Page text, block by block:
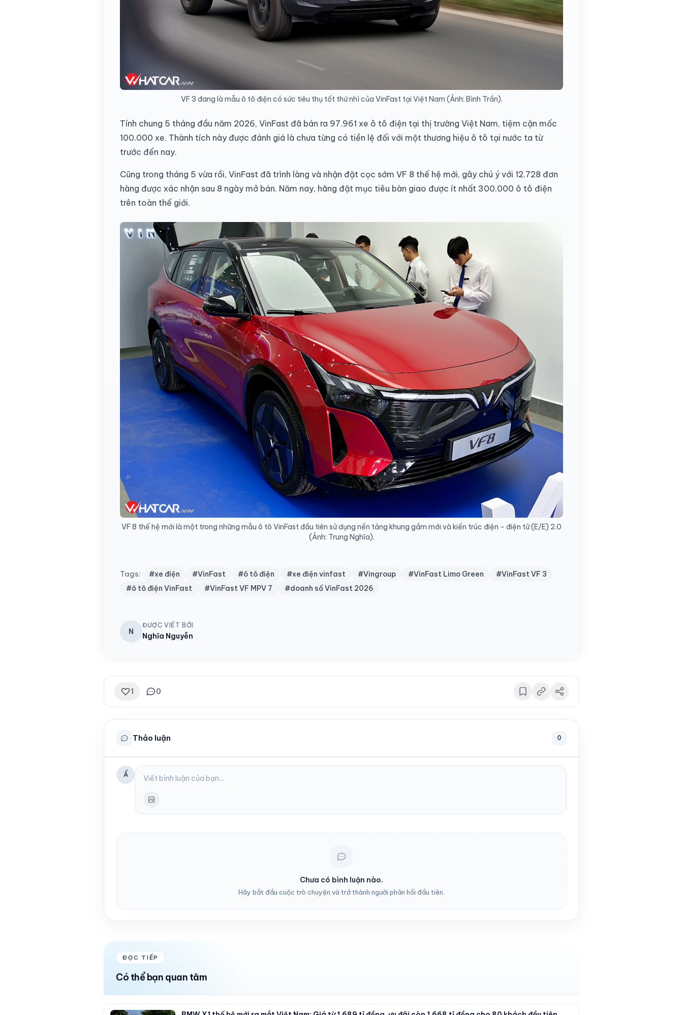
VF 3 đang là mẫu ô tô điện có sức tiêu thụ tốt thứ nhì của VinFast tại Việt Nam (Ảnh: Bình Trần).
Tính chung 5 tháng đầu năm 2026, VinFast đã bán ra 97.961 xe ô tô điện tại thị trường Việt Nam, tiệm cận mốc
100.000 xe. Thành tích này được đánh giá là chưa từng có tiền lệ đối với một thương hiệu ô tô tại nước ta từ
trước đến nay.
Cũng trong tháng 5 vừa rồi, VinFast đã trình làng và nhận đặt cọc sớm VF 8 thế hệ mới, gây chú ý với 12.728 đơn
hàng được xác nhận sau 8 ngày mở bán. Năm nay, hãng đặt mục tiêu bàn giao được ít nhất 300.000 ô tô điện
trên toàn thế giới.
VF 8 thế hệ mới là một trong những mẫu ô tô VinFast đầu tiên sử dụng nền tảng khung gầm mới và kiến trúc điện - điện tử (E/E) 2.0
(Ảnh: Trung Nghĩa).
Tags: #xe điện #VinFast #ô tô điện #xe điện vinfast #Vingroup #VinFast Limo Green
#VinFast VF 3
#ô tô điện VinFast
#VinFast VF MPV 7 #doanh số VinFast 2026
N
ĐƯỢC VIẾT BỞI
Nghĩa Nguyễn
1 0
Thảo luận 0
Ẩ
Chưa có bình luận nào.
Hãy bắt đầu cuộc trò chuyện và trở thành người phản hồi đầu tiên.
ĐỌC TIẾP
Có thể bạn quan tâm